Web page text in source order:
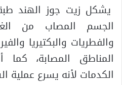
يشكل زيت جوز الهند
الجسم المصاب من
والفطريات والبكتيريا
المناطق المصابة،
الكدمات لأنه يسرع عملية